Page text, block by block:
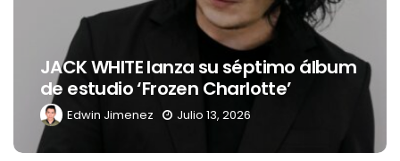
JACK WHITE lanza su séptimo álbum
de estudio ‘Frozen Charlotte’
Edwin Jimenez Julio 13, 2026